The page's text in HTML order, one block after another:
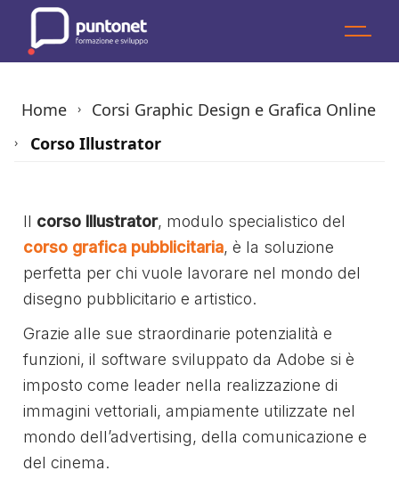
content
Home › Corsi Graphic Design e Grafica Online
› Corso Illustrator
Il corso Illustrator, modulo specialistico del
corso grafica pubblicitaria, è la soluzione
perfetta per chi vuole lavorare nel mondo del
disegno pubblicitario e artistico.
Grazie alle sue straordinarie potenzialità e
funzioni, il software sviluppato da Adobe si è
imposto come leader nella realizzazione di
immagini vettoriali, ampiamente utilizzate nel
mondo dell’advertising, della comunicazione e
del cinema.